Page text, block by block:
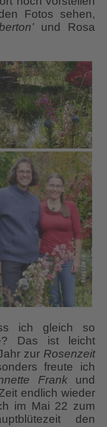
Fotos sehen,
und Rosa
ich gleich so
Das ist leicht
zur Rosenzeit
freute ich
Frankund
endlich wieder
im Mai 22 zum
den